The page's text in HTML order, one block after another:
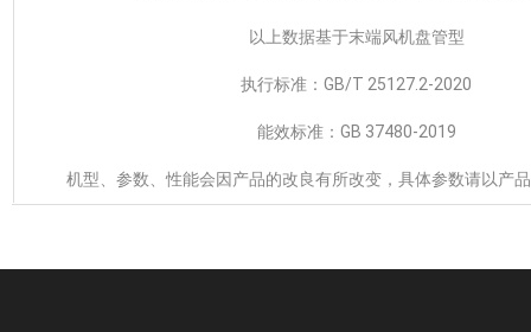
以上数据基于末端风机盘管型
执行标准：GB/T 25127.2-2020
能效标准：GB 37480-2019
机型、参数、性能会因产品的改良有所改变，具体参数请以产